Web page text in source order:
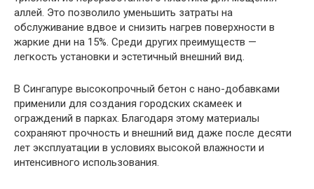
аллей. Это позволило уменьшить затраты на
обслуживание вдвое и снизить нагрев поверхности в
жаркие дни на 15%. Среди других преимуществ —
легкость установки и эстетичный внешний вид.
В Сингапуре высокопрочный бетон с нано-добавками
применили для создания городских скамеек и
ограждений в парках. Благодаря этому материалы
сохраняют прочность и внешний вид даже после десяти
лет эксплуатации в условиях высокой влажности и
интенсивного использования.